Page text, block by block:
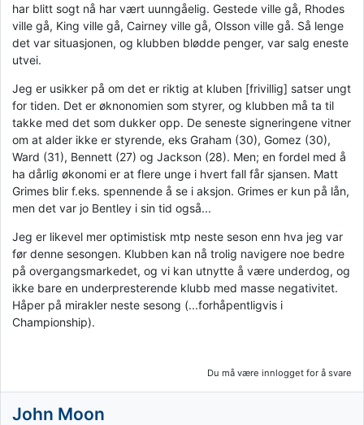
har blitt sogt nå har vært uunngåelig. Gestede ville gå, Rhodes
ville gå, King ville gå, Cairney ville gå, Olsson ville gå. Så lenge
det var situasjonen, og klubben blødde penger, var salg eneste
utvei.
Jeg er usikker på om det er riktig at kluben [frivillig] satser ungt
for tiden. Det er øknonomien som styrer, og klubben må ta til
takke med det som dukker opp. De seneste signeringene vitner
om at alder ikke er styrende, eks Graham (30), Gomez (30),
Ward (31), Bennett (27) og Jackson (28). Men; en fordel med å
ha dårlig økonomi er at flere unge i hvert fall får sjansen. Matt
Grimes blir f.eks. spennende å se i aksjon. Grimes er kun på lån,
men det var jo Bentley i sin tid også...
Jeg er likevel mer optimistisk mtp neste seson enn hva jeg var
før denne sesongen. Klubben kan nå trolig navigere noe bedre
på overgangsmarkedet, og vi kan utnytte å være underdog, og
ikke bare en underpresterende klubb med masse negativitet.
Håper på mirakler neste sesong (...forhåpentligvis i
Championship).
Du må være innlogget for å svare
John Moon